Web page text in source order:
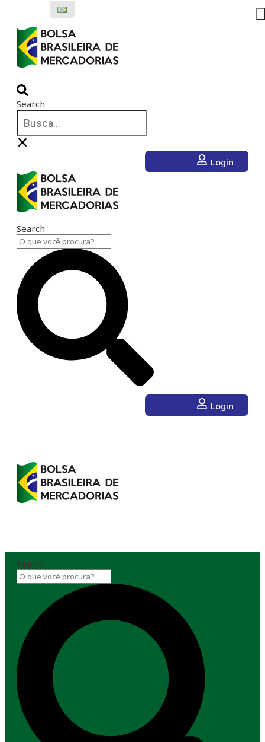
conteúdo
Search
Login
Search
Login
Search